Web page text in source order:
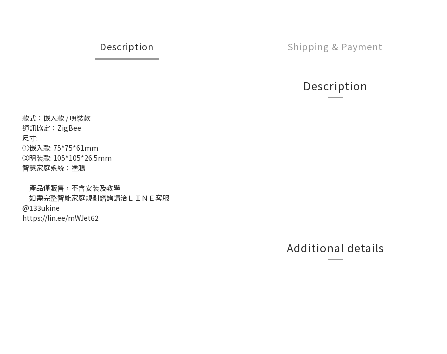
Description Shipping & Payment
Description
款式：嵌入款 / 明裝款
通訊協定：ZigBee
尺寸:
①嵌入款: 75*75*61mm
②明裝款: 105*105*26.5mm
智慧家庭系統：塗鴉
｜產品僅販售，不含安裝及教學
｜如需完整智能家庭規劃諮詢請洽ＬＩＮＥ客服
@133ukine
https://lin.ee/mWJet62
Additional details